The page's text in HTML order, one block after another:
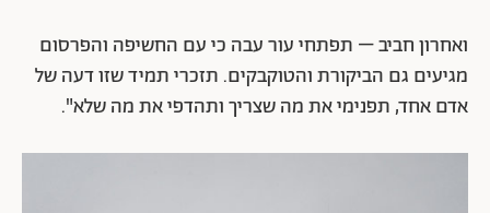
ואחרון חביב – תפתחי עור עבה כי עם החשיפה והפרסום
מגיעים גם הביקורת והטוקבקים. תזכרי תמיד שזו דעה של
אדם אחד, תפנימי את מה שצריך ותהדפי את מה שלא".